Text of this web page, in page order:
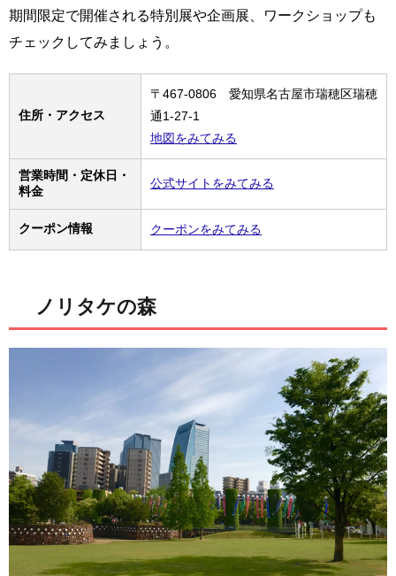
期間限定で開催される特別展や企画展、ワークショップも
チェックしてみましょう。
住所・アクセス
〒467-0806 愛知県名古屋市瑞穂区瑞穂
通1-27-1
地図をみてみる
営業時間・定休日・
料金
公式サイトをみてみる
クーポン情報 クーポンをみてみる
ノリタケの森